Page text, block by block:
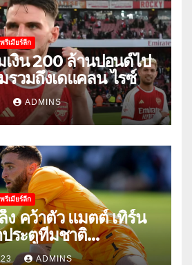
รีเมียร์ลีก
เงิน 200 ล้านปอนด์ไป
รวมถึงเดแคลน ไรซ์
ADMINS
รีเมียร์ลีก
ง คว้าตัว แมตต์ เทิร์น
ประตูทีมชาติ
ADMINS